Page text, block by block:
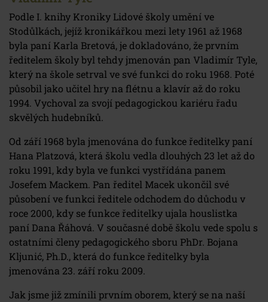
Podle I. knihy Kroniky Lidové školy umění ve
Stodůlkách, jejíž kronikářkou mezi lety 1961 až 1968
byla paní Karla Bretová, je dokladováno, že prvním
ředitelem školy byl tehdy jmenován pan Vladimír Tyle,
který na škole setrval ve své funkci do roku 1968. Poté
působil jako učitel hry na flétnu a klavír až do roku
1994. Vychoval za svojí pedagogickou kariéru řadu
skvělých hudebníků.
Od září 1968 byla jmenována do funkce ředitelky paní
Hana Platzová, která školu vedla dlouhých 23 let až do
roku 1991, kdy byla ve funkci vystřídána panem
Josefem Mackem. Pan ředitel Macek ukončil své
působení ve funkci ředitele odchodem do důchodu v
roce 2000, kdy se funkce ředitelky ujala houslistka
paní Dana Řáhová. V současné době školu vede spolu s
ostatními členy pedagogického sboru PhDr. Bojana
Kljunić, Ph.D., která do funkce ředitelky byla
jmenována 23. září roku 2009.
Jak jsme již zmínili prvním oborem, který se na naší